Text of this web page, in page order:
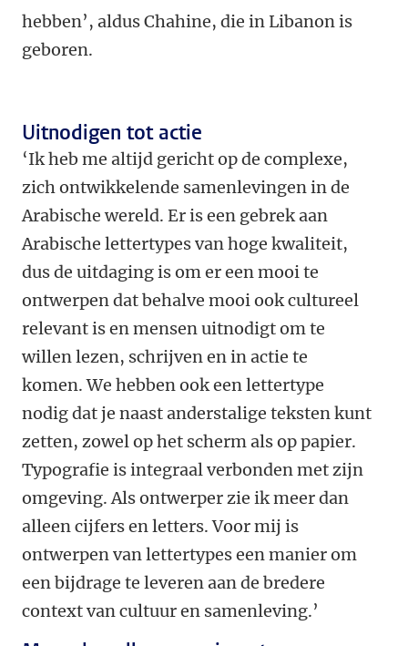
hebben’, aldus Chahine, die in Libanon is
geboren.
Uitnodigen tot actie
‘Ik heb me altijd gericht op de complexe,
zich ontwikkelende samenlevingen in de
Arabische wereld. Er is een gebrek aan
Arabische lettertypes van hoge kwaliteit,
dus de uitdaging is om er een mooi te
ontwerpen dat behalve mooi ook cultureel
relevant is en mensen uitnodigt om te
willen lezen, schrijven en in actie te
komen. We hebben ook een lettertype
nodig dat je naast anderstalige teksten kunt
zetten, zowel op het scherm als op papier.
Typografie is integraal verbonden met zijn
omgeving. Als ontwerper zie ik meer dan
alleen cijfers en letters. Voor mij is
ontwerpen van lettertypes een manier om
een bijdrage te leveren aan de bredere
context van cultuur en samenleving.’